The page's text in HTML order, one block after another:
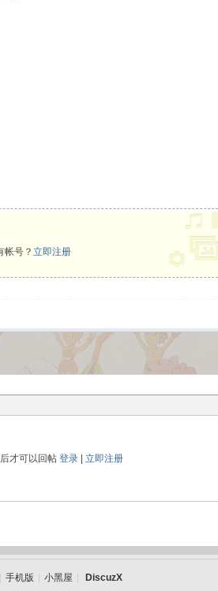
帐号？ 立即注册
才可以回帖 登录| 立即注册
手机版 小黑屋 DiscuzX